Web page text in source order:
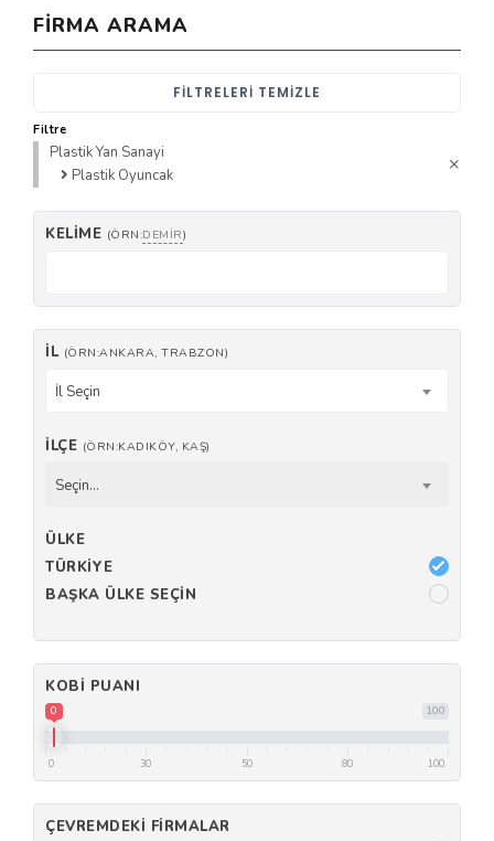
FIRMA ARAMA
FILTRELERI TEMIZLE
Filtre
Plastik Yan Sanayi
Plastik Oyuncak
KELIME (ÖRN:DEMIR)
İL (ÖRN:ANKARA, TRABZON)
İl Seçin
İLÇE (ÖRN:KADIKÖY, KAŞ)
Seçin...
ÜLKE
TÜRKIYE
BAŞKA ÜLKE SEÇIN
KOBI PUANI
100
0
0 30 50 80 100
ÇEVREMDEKI FIRMALAR